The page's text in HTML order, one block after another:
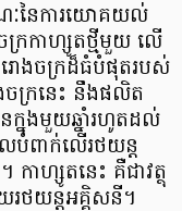
ៈនៃការយោគយល់​
ក្រ​កាហ្សូត​ថ្មីមួយ​ លើ​
ោងចក្រ​ដ៏ធំបំផុតរបស់​
ចក្រ​នេះ នឹង​ផលិត​​
នុងមួយឆ្នាំរហូតដល់
បំពាក់​លើរថយន្ត​
ាហ្សូតនេះ គឺជាវត្ថុ
ថយន្ដអគ្គិសនី។